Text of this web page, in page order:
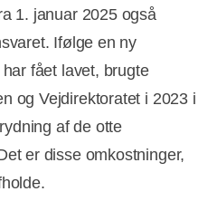
1. januar 2025 også
Ifølge en ny
fået lavet, brugte
og Vejdirektoratet i 2023 i
af de otte
er disse omkostninger,